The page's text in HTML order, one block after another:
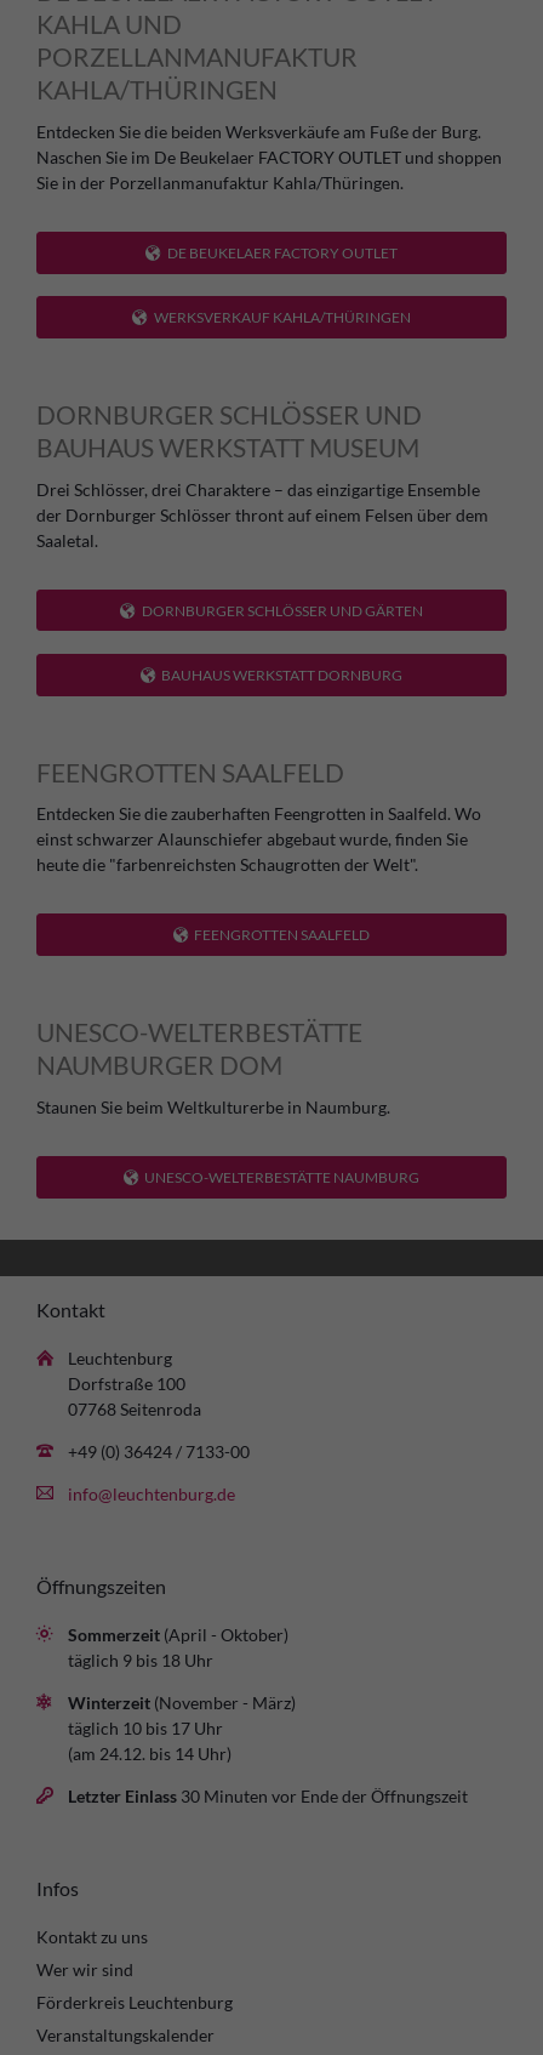
KAHLA UND
PORZELLANMANUFAKTUR
KAHLA/THÜRINGEN
Entdecken Sie die beiden Werksverkäufe am Fuße der Burg.
Naschen Sie im De Beukelaer FACTORY OUTLET und shoppen
Sie in der Porzellanmanufaktur Kahla/Thüringen.
DE BEUKELAER FACTORY OUTLET
WERKSVERKAUF KAHLA/THÜRINGEN
DORNBURGER SCHLÖSSER UND
BAUHAUS WERKSTATT MUSEUM
Drei Schlösser, drei Charaktere – das einzigartige Ensemble
der Dornburger Schlösser thront auf einem Felsen über dem
Saaletal.
DORNBURGER SCHLÖSSER UND GÄRTEN
BAUHAUS WERKSTATT DORNBURG
FEENGROTTEN SAALFELD
Entdecken Sie die zauberhaften Feengrotten in Saalfeld. Wo
einst schwarzer Alaunschiefer abgebaut wurde, finden Sie
heute die "farbenreichsten Schaugrotten der Welt".
FEENGROTTEN SAALFELD
UNESCO-WELTERBESTÄTTE
NAUMBURGER DOM
Staunen Sie beim Weltkulturerbe in Naumburg.
UNESCO-WELTERBESTÄTTE NAUMBURG
Kontakt
Leuchtenburg
Dorfstraße 100
07768 Seitenroda
+49 (0) 36424 / 7133-00
info@leuchtenburg.de
Öffnungszeiten
Sommerzeit (April - Oktober)
täglich 9 bis 18 Uhr
Winterzeit (November - März)
täglich 10 bis 17 Uhr
(am 24.12. bis 14 Uhr)
Letzter Einlass 30 Minuten vor Ende der Öffnungszeit
Infos
Kontakt zu uns
Wer wir sind
Förderkreis Leuchtenburg
Veranstaltungskalender